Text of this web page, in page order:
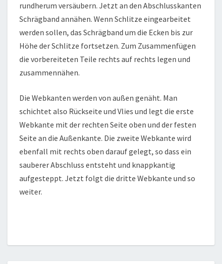
rundherum versäubern. Jetzt an den Abschlusskanten
Schrägband annähen. Wenn Schlitze eingearbeitet
werden sollen, das Schrägband um die Ecken bis zur
Höhe der Schlitze fortsetzen. Zum Zusammenfügen
die vorbereiteten Teile rechts auf rechts legen und
zusammennähen.
Die Webkanten werden von außen genäht. Man
schichtet also Rückseite und Vlies und legt die erste
Webkante mit der rechten Seite oben und der festen
Seite an die Außenkante. Die zweite Webkante wird
ebenfall mit rechts oben darauf gelegt, so dass ein
sauberer Abschluss entsteht und knappkantig
aufgesteppt. Jetzt folgt die dritte Webkante und so
weiter.